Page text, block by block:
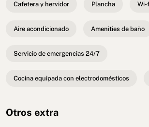
Cafetera y hervidor Plancha Wi-
Aire acondicionado Amenities de baño
Servicio de emergencias 24/7
Cocina equipada con electrodomésticos
Otros extra